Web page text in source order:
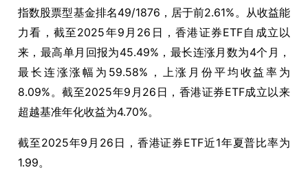
指数股票型基金排名49/1876，居于前2.61%。从收益能
力看，截至2025年9月26日，香港证券ETF自成立以
来，最高单月回报为45.49%，最长连涨月数为4个月，
最长连涨涨幅为59.58%，上涨月份平均收益率为
8.09%。截至2025年9月26日，香港证券ETF成立以来
超越基准年化收益为4.70%。
截至2025年9月26日，香港证券ETF近1年夏普比率为
1.99。